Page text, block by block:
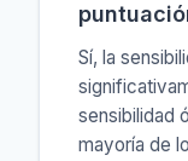
Sí, la
sensibilidad
mayoría de